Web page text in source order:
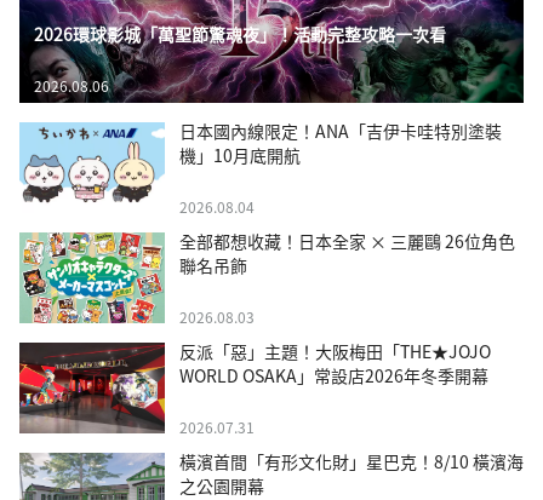
2026環球影城「萬聖節驚魂夜」！活動完整攻略一次看
2026.08.06
日本國內線限定！ANA「吉伊卡哇特別塗裝
機」10月底開航
2026.08.04
全部都想收藏！日本全家 × 三麗鷗 26位角色
聯名吊飾
2026.08.03
反派「惡」主題！大阪梅田「THE★JOJO
WORLD OSAKA」常設店2026年冬季開幕
2026.07.31
橫濱首間「有形文化財」星巴克！8/10 橫濱海
之公園開幕